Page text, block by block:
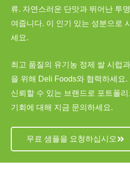
류. 자연스러운 단맛과 뛰어난 투
여줍니다. 이 인기 있는 성분으로
세요.
최고 품질의 유기농 정제 쌀 시럽
을 위해 Deli Foods와 협력하세요.
신뢰할 수 있는 브랜드로 포트폴
기회에 대해 지금 문의하세요.
무료 샘플을 요청하십시오